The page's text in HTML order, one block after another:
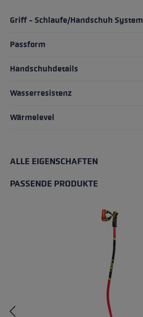
Griff - Schlaufe/Handschuh System
Passform
Handschuhdetails
Wasserresistenz
Wärmelevel
ALLE EIGENSCHAFTEN
PASSENDE PRODUKTE